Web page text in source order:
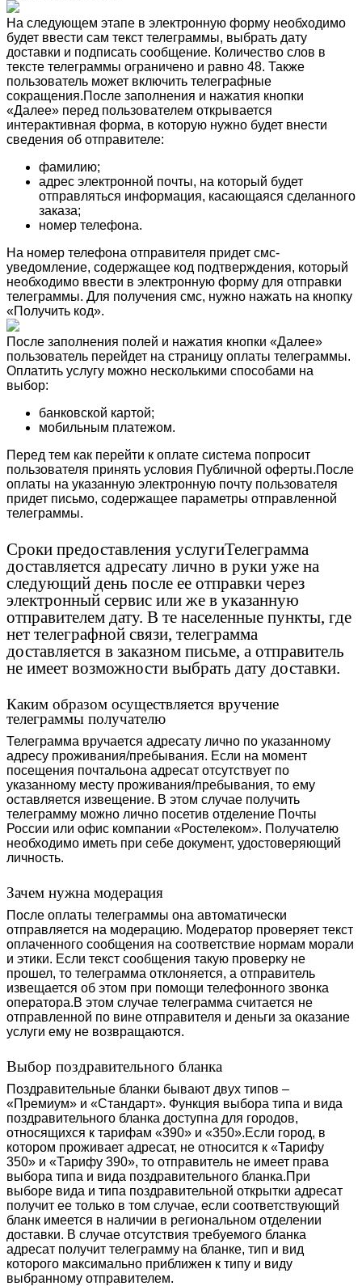
На следующем этапе в электронную форму необходимо
будет ввести сам текст телеграммы, выбрать дату
доставки и подписать сообщение. Количество слов в
тексте телеграммы ограничено и равно 48. Также
пользователь может включить телеграфные
сокращения.После заполнения и нажатия кнопки
«Далее» перед пользователем открывается
интерактивная форма, в которую нужно будет внести
сведения об отправителе:
фамилию;
адрес электронной почты, на который будет
отправляться информация, касающаяся сделанного
заказа;
номер телефона.
На номер телефона отправителя придет смс-
уведомление, содержащее код подтверждения, который
необходимо ввести в электронную форму для отправки
телеграммы. Для получения смс, нужно нажать на кнопку
«Получить код».
После заполнения полей и нажатия кнопки «Далее»
пользователь перейдет на страницу оплаты телеграммы.
Оплатить услугу можно несколькими способами на
выбор:
банковской картой;
мобильным платежом.
Перед тем как перейти к оплате система попросит
пользователя принять условия Публичной оферты.После
оплаты на указанную электронную почту пользователя
придет письмо, содержащее параметры отправленной
телеграммы.
Сроки предоставления услугиТелеграмма
доставляется адресату лично в руки уже на
следующий день после ее отправки через
электронный сервис или же в указанную
отправителем дату. В те населенные пункты, где
нет телеграфной связи, телеграмма
доставляется в заказном письме, а отправитель
не имеет возможности выбрать дату доставки.
Каким образом осуществляется вручение
телеграммы получателю
Телеграмма вручается адресату лично по указанному
адресу проживания/пребывания. Если на момент
посещения почтальона адресат отсутствует по
указанному месту проживания/пребывания, то ему
оставляется извещение. В этом случае получить
телеграмму можно лично посетив отделение Почты
России или офис компании «Ростелеком». Получателю
необходимо иметь при себе документ, удостоверяющий
личность.
Зачем нужна модерация
После оплаты телеграммы она автоматически
отправляется на модерацию. Модератор проверяет текст
оплаченного сообщения на соответствие нормам морали
и этики. Если текст сообщения такую проверку не
прошел, то телеграмма отклоняется, а отправитель
извещается об этом при помощи телефонного звонка
оператора.В этом случае телеграмма считается не
отправленной по вине отправителя и деньги за оказание
услуги ему не возвращаются.
Выбор поздравительного бланка
Поздравительные бланки бывают двух типов –
«Премиум» и «Стандарт». Функция выбора типа и вида
поздравительного бланка доступна для городов,
относящихся к тарифам «390» и «350».Если город, в
котором проживает адресат, не относится к «Тарифу
350» и «Тарифу 390», то отправитель не имеет права
выбора типа и вида поздравительного бланка.При
выборе вида и типа поздравительной открытки адресат
получит ее только в том случае, если соответствующий
бланк имеется в наличии в региональном отделении
доставки. В случае отсутствия требуемого бланка
адресат получит телеграмму на бланке, тип и вид
которого максимально приближен к типу и виду
выбранному отправителем.